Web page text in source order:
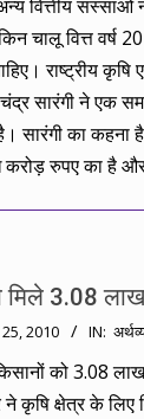
वित्तीय
चालू वित्त वर्ष
राष्ट्रीय कृषि
सारंगी ने एक
सारंगी का
करोड़ रुपए का है
मिले 3.08
2010 IN:
को 3.08
कृषि क्षेत्र के लिए